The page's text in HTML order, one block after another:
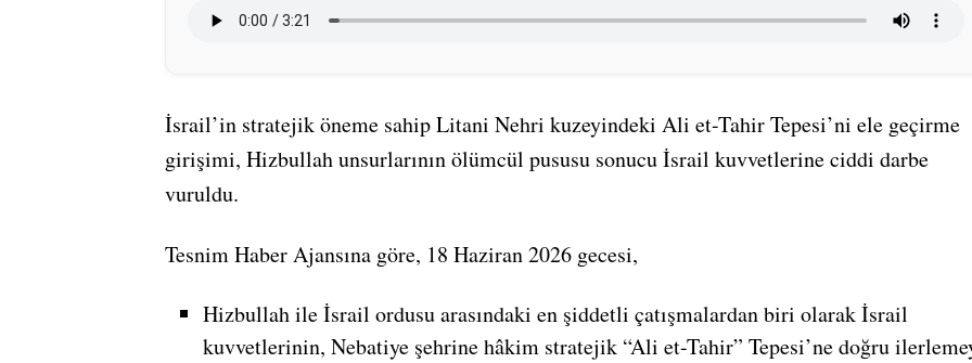
İsrail’in stratejik öneme sahip Litani Nehri kuzeyindeki Ali et-Tahir Tepesi’ni ele geçirme
girişimi, Hizbullah unsurlarının ölümcül pususu sonucu İsrail kuvvetlerine ciddi darbe
vuruldu.
Tesnim Haber Ajansına göre, 18 Haziran 2026 gecesi,
Hizbullah ile İsrail ordusu arasındaki en şiddetli çatışmalardan biri olarak İsrail
kuvvetlerinin, Nebatiye şehrine hâkim stratejik “Ali et-Tahir” Tepesi’ne doğru